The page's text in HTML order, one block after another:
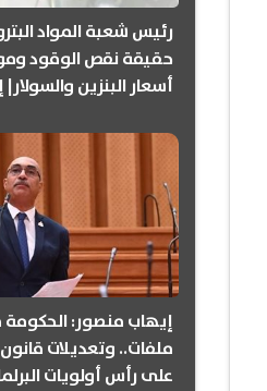
رئيس شعبة المواد
حقيقة نقص الوقود
أسعار البنزين
ملفات.. وتعديلات
على رأس أولويات